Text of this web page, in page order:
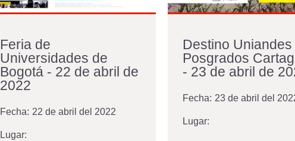
Feria de
Universidades de
Bogotá - 22 de abril de
2022
Fecha: 22 de abril del 2022
Lugar:
Destino Uniandes
Posgrados
- 23 de abril de
Fecha: 23 de abril del
Lugar: